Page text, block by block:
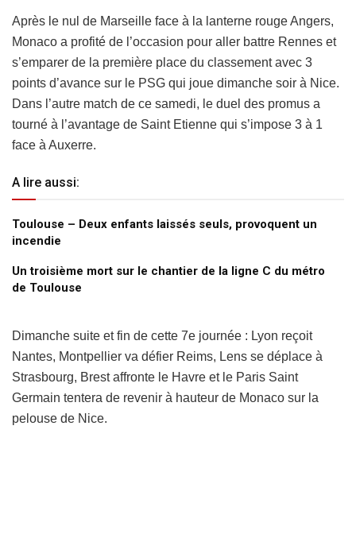
Après le nul de Marseille face à la lanterne rouge Angers,
Monaco a profité de l’occasion pour aller battre Rennes et
s’emparer de la première place du classement avec 3
points d’avance sur le PSG qui joue dimanche soir à Nice.
Dans l’autre match de ce samedi, le duel des promus a
tourné à l’avantage de Saint Etienne qui s’impose 3 à 1
face à Auxerre.
A lire aussi:
Toulouse – Deux enfants laissés seuls, provoquent un
incendie
Un troisième mort sur le chantier de la ligne C du métro
de Toulouse
Dimanche suite et fin de cette 7e journée : Lyon reçoit
Nantes, Montpellier va défier Reims, Lens se déplace à
Strasbourg, Brest affronte le Havre et le Paris Saint
Germain tentera de revenir à hauteur de Monaco sur la
pelouse de Nice.